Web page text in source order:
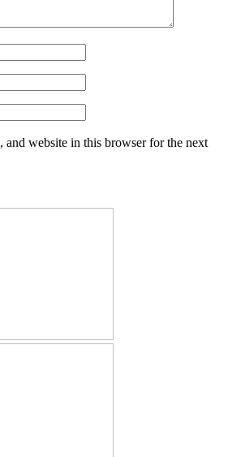
and website in this browser for the next